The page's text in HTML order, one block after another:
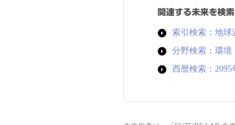
関連する未来を検索
索引検索：地球
分野検索：環境
西暦検索：2095